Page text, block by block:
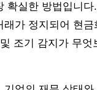
확실한 방법입니다
래가 정지되어 현
조기 감지가 무엇